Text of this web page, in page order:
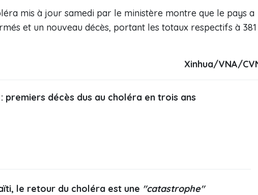
mis à jour samedi par le ministère montre que le pays a
et un nouveau décès, portant les totaux respectifs à 381
Xinhua/VNA/
premiers décès dus au choléra en trois ans
le retour du choléra est une "catastrophe"